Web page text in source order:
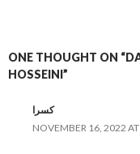
ONE THOUGHT ON
HOSSEINI”
کسرا
NOVEMBER 16, 2022